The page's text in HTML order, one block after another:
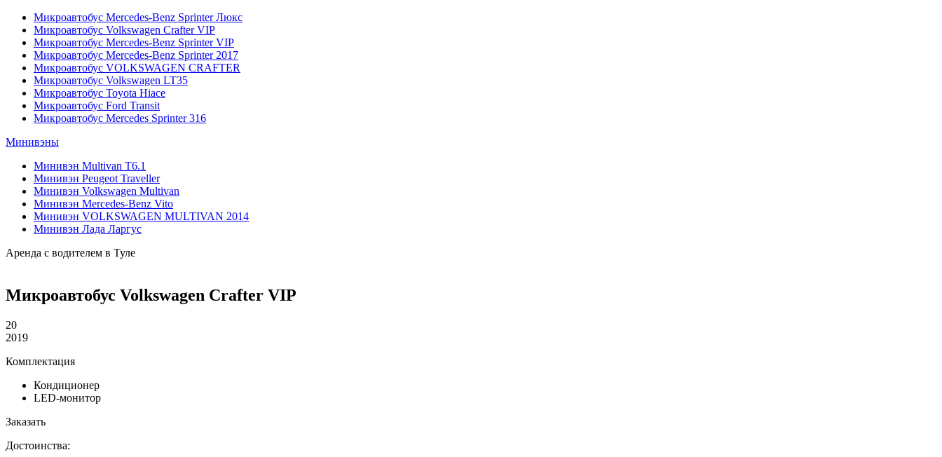
Микроавтобус Mercedes-Benz Sprinter Люкс
Микроавтобус Volkswagen Crafter VIP
Микроавтобус Mercedes-Benz Sprinter VIP
Микроавтобус Mercedes-Benz Sprinter 2017
Микроавтобус VOLKSWAGEN CRAFTER
Микроавтобус Volkswagen LT35
Микроавтобус Toyota Hiace
Микроавтобус Ford Transit
Микроавтобус Mercedes Sprinter 316
Минивэны
Минивэн Multivan Т6.1
Минивэн Peugeot Traveller
Минивэн Volkswagen Multivan
Минивэн Mercedes-Benz Vito
Минивэн VOLKSWAGEN MULTIVAN 2014
Минивэн Лада Ларгус
Аренда с водителем в Туле
Микроавтобус Volkswagen Crafter VIP
20
2019
Комплектация
Кондиционер
LED-монитор
Заказать
Достоинства: